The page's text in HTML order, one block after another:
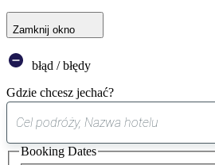
Zamknij okno
błąd / błędy
Gdzie chcesz jechać?
Booking Dates